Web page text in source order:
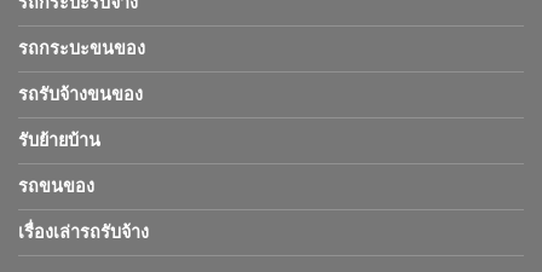
รถกระบะขนของ
รถรับจ้างขนของ
รับย้ายบ้าน
รถขนของ
เรื่องเล่ารถรับจ้าง